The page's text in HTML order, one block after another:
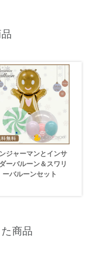
ジャーマンとインサ
ーバルーン＆スワリ
ーバルーンセット
商品